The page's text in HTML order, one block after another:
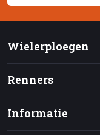
Wielerploegen
Renners
Informatie